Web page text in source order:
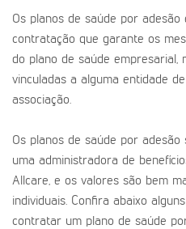
Os planos de saúde por adesão
contratação que garante os
do plano de saúde empresarial,
vinculadas a alguma entidade
associação.
Os planos de saúde por
uma administradora de
Allcare, e os valores são bem
individuais. Confira abaixo
contratar um plano de saúde